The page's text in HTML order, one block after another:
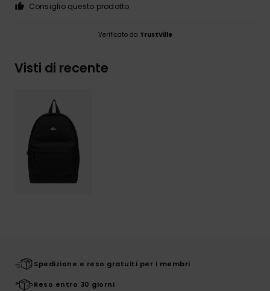
Consiglio questo prodotto
Verificato da TrustVille
Visti di recente
Spedizione e reso gratuiti per i membri
Reso entro 30 giorni